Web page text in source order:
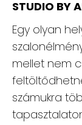
STUDIO BY
Egy olyan
mellet nem
számukra